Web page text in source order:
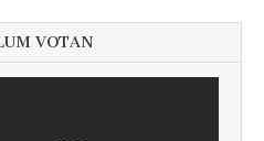
VOTAN